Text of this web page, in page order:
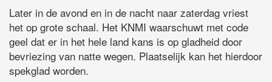
Later in de avond en in de nacht naar zaterdag vriest
het op grote schaal. Het KNMI waarschuwt met code
geel dat er in het hele land kans is op gladheid door
bevriezing van natte wegen. Plaatselijk kan het hierdoor
spekglad worden.